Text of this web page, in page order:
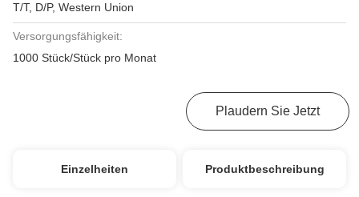
T/T, D/P, Western Union
Versorgungsfähigkeit:
1000 Stück/Stück pro Monat
Plaudern Sie Jetzt
Einzelheiten Produktbeschreibung